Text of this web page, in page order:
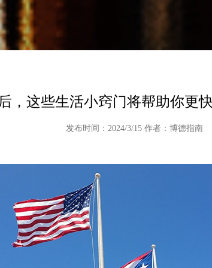
，这些生活小窍门将帮助你更
发布时间：2024/3/15 作者：博德指南